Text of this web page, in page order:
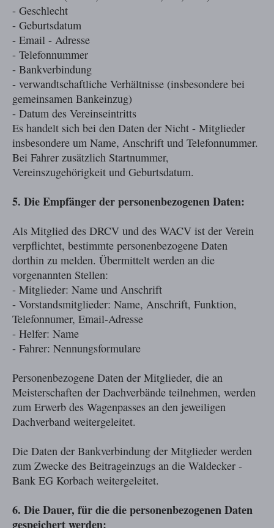
- Geschlecht
- Geburtsdatum
- Email - Adresse
- Telefonnummer
- Bankverbindung
- verwandtschaftliche Verhältnisse (insbesondere bei
gemeinsamen Bankeinzug)
- Datum des Vereinseintritts
Es handelt sich bei den Daten der Nicht - Mitglieder
insbesondere um Name, Anschrift und Telefonnummer.
Bei Fahrer zusätzlich Startnummer,
Vereinszugehörigkeit und Geburtsdatum.
5. Die Empfänger der personenbezogenen Daten:
Als Mitglied des DRCV und des WACV ist der Verein
verpflichtet, bestimmte personenbezogene Daten
dorthin zu melden. Übermittelt werden an die
vorgenannten Stellen:
- Mitglieder: Name und Anschrift
- Vorstandsmitglieder: Name, Anschrift, Funktion,
Telefonnumer, Email-Adresse
- Helfer: Name
- Fahrer: Nennungsformulare
Personenbezogene Daten der Mitglieder, die an
Meisterschaften der Dachverbände teilnehmen, werden
zum Erwerb des Wagenpasses an den jeweiligen
Dachverband weitergeleitet.
Die Daten der Bankverbindung der Mitglieder werden
zum Zwecke des Beitrageinzugs an die Waldecker -
Bank EG Korbach weitergeleitet.
6. Die Dauer, für die die personenbezogenen Daten
gespeichert werden: